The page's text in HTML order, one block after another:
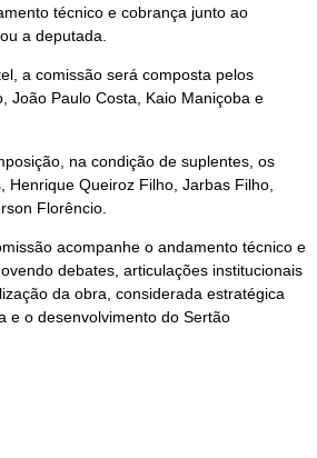
técnico e cobrança junto ao
a deputada.
a comissão será composta pelos
João Paulo Costa, Kaio Maniçoba e
na condição de suplentes, os
Henrique Queiroz Filho, Jarbas Filho,
Florêncio.
acompanhe o andamento técnico e
debates, articulações institucionais
da obra, considerada estratégica
e o desenvolvimento do Sertão